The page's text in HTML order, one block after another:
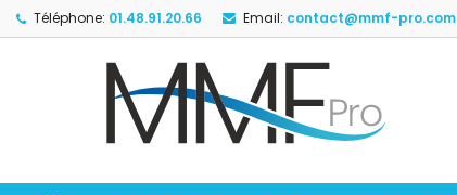
Téléphone: 01.48.91.20.66 Email: contact@mmf-pro.com